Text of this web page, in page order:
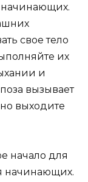
начинающих.
свое тело
их
и
вызывает
выходите
начало для
начинающих.